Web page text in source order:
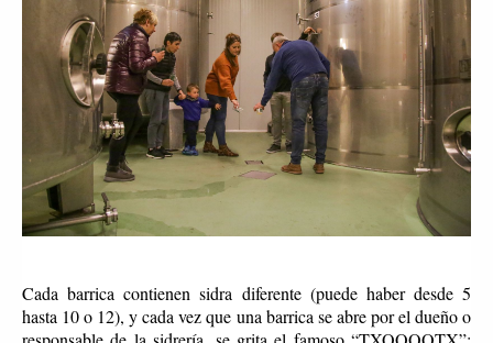
Cada barrica contienen sidra diferente (puede haber desde 5
hasta 10 o 12), y cada vez que una barrica se abre por el dueño o